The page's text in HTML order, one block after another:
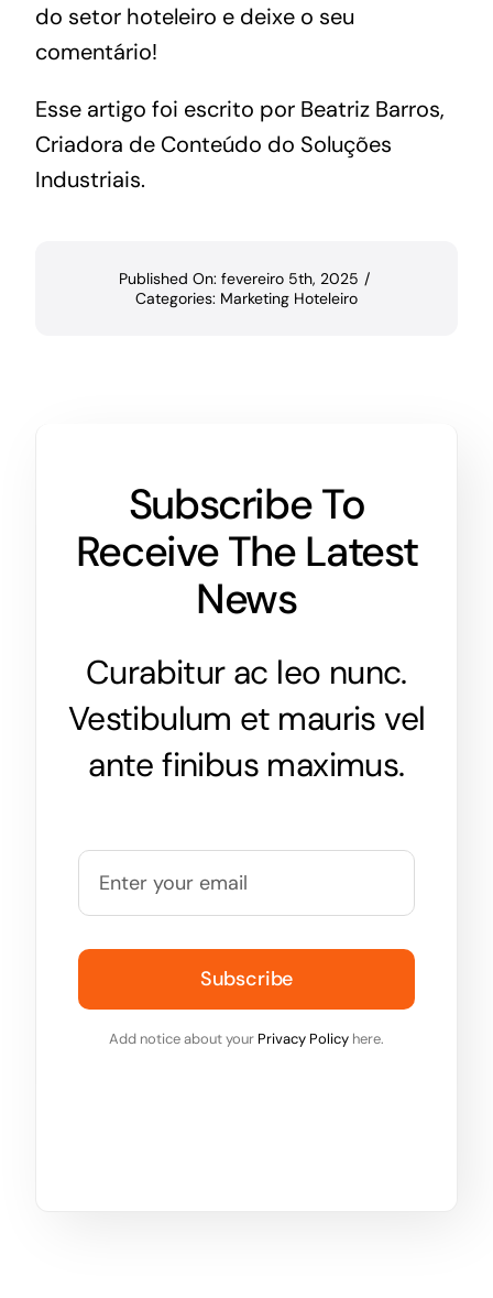
do setor hoteleiro e deixe o seu
comentário!
Esse‌ ‌artigo‌ ‌foi‌ ‌escrito‌ ‌por‌ ‌Beatriz‌ ‌Barros,‌
‌Criadora‌ ‌de‌ ‌Conteúdo‌ ‌do‌ ‌‌ Soluções‌
‌Industriais‌.‌
Published On: fevereiro 5th, 2025 /
Categories: Marketing Hoteleiro
Subscribe To
Receive The Latest
News
Curabitur ac leo nunc.
Vestibulum et mauris vel
ante finibus maximus.
Subscribe
Add notice about your Privacy Policy here.